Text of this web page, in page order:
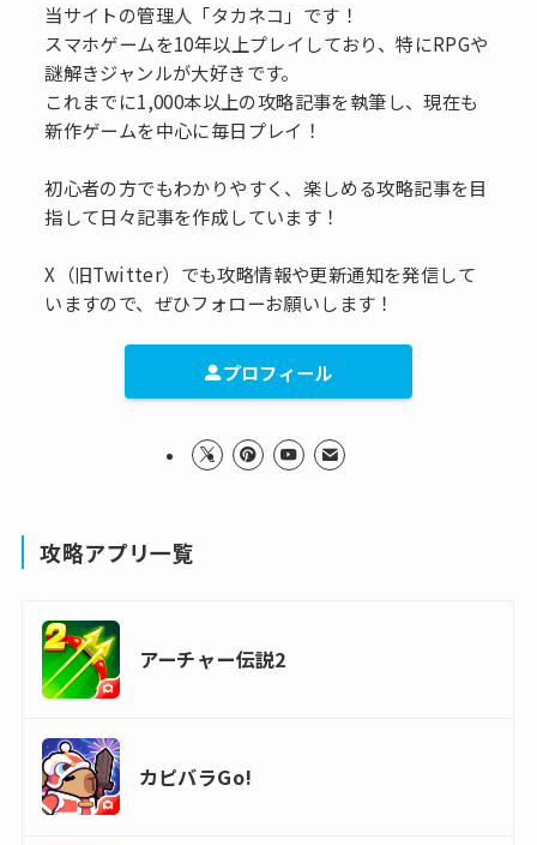
当サイトの管理人「タカネコ」です！
スマホゲームを10年以上プレイしており、特にRPGや
謎解きジャンルが大好きです。
これまでに1,000本以上の攻略記事を執筆し、現在も
新作ゲームを中心に毎日プレイ！
初心者の方でもわかりやすく、楽しめる攻略記事を目
指して日々記事を作成しています！
X（旧Twitter）でも攻略情報や更新通知を発信して
いますので、ぜひフォローお願いします！
プロフィール
攻略アプリ一覧
アーチャー伝説2
カピバラGo!